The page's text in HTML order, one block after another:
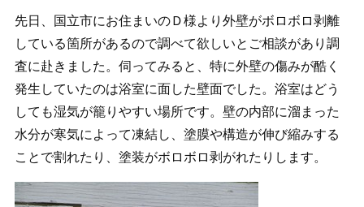
先日、国立市にお住まいのＤ様より外壁がボロボロ剥離
している箇所があるので調べて欲しいとご相談があり調
査に赴きました。伺ってみると、特に外壁の傷みが酷く
発生していたのは浴室に面した壁面でした。浴室はどう
しても湿気が籠りやすい場所です。壁の内部に溜まった
水分が寒気によって凍結し、塗膜や構造が伸び縮みする
ことで割れたり、塗装がボロボロ剥がれたりします。